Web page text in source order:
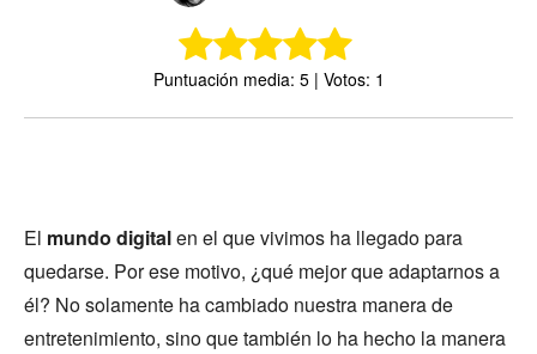
Puntuación media: 5 | Votos: 1
El mundo digitalen el que vivimos ha llegado para
quedarse. Por ese motivo, ¿qué mejor que adaptarnos a
él? No solamente ha cambiado nuestra manera de
entretenimiento, sino que también lo ha hecho la manera